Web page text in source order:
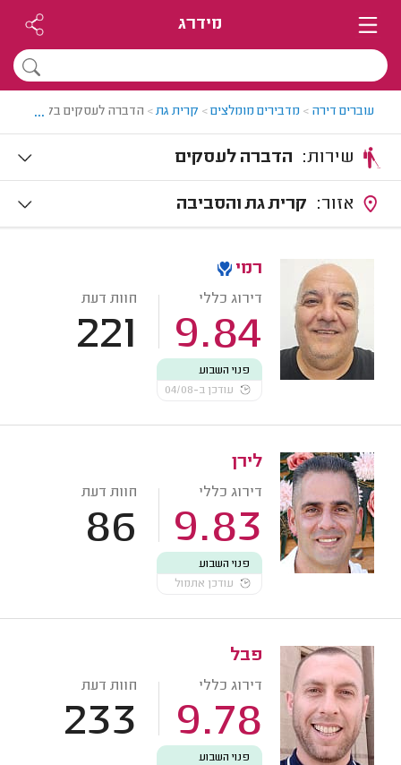
מידרג
עוברים דירה > מדבירים מומלצים> קרית גת> הדברה לעסקים בקרית גת
...
הדברה לעסקים
קרית גת והסביבה
רמי
דירוג כללי
9.84
חוות דעת
221
פנוי השבוע
עודכן ב-04/08
לירן
דירוג כללי
9.83
חוות דעת
86
פנוי השבוע
עודכן אתמול
פבל
דירוג כללי
9.78
חוות דעת
233
פנוי השבוע